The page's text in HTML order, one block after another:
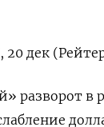
дек
разворот в